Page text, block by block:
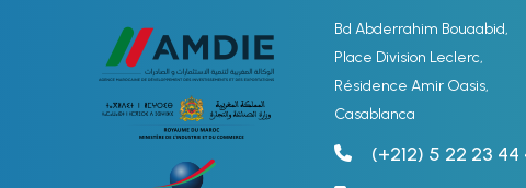
Bd Abderrahim Bouaabid,
Place Division Leclerc,
Résidence Amir Oasis,
Casablanca
(+212) 5 22 23 44